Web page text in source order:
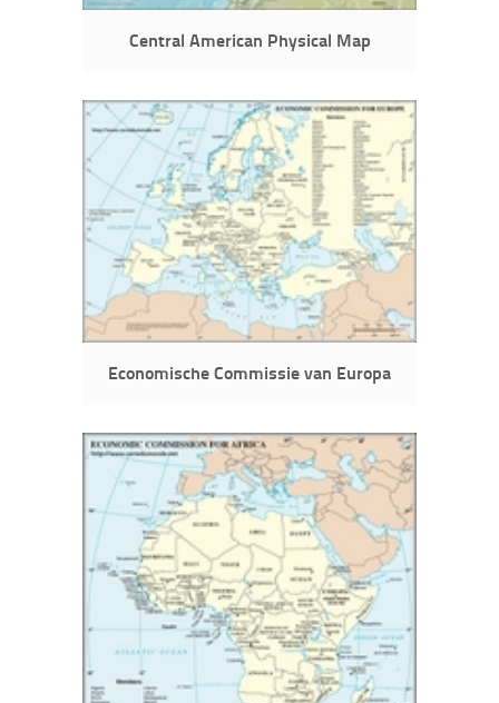
Central American Physical Map
Economische Commissie van Europa